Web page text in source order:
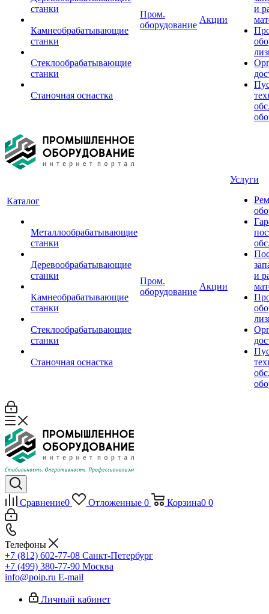
станки
Камнеобрабатывающие
станки
Стеклообрабатывающие
станки
Станочная оснастка
Пром.
оборудование
Акции
и
Каталог
Металлообрабатывающие
станки
Деревообрабатывающие
станки
Камнеобрабатывающие
станки
Стеклообрабатывающие
станки
Станочная оснастка
Пром.
оборудование
Акции
Услуги
и
Сравнение0 Отложенные 0 Корзина0 0
Телефоны
+7 (812) 602-77-08 Санкт-Петербург
+7 (499) 380-77-90 Москва
info@poip.ru E-mail
Личный кабинет